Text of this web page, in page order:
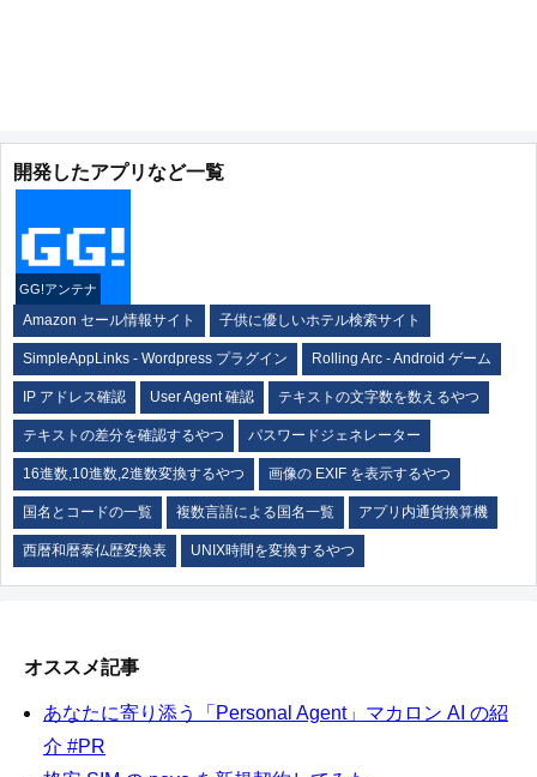
開発したアプリなど一覧
GG!アンテナ
Amazon セール情報サイト 子供に優しいホテル検索サイト
SimpleAppLinks - Wordpress プラグイン Rolling Arc - Android ゲーム
IP アドレス確認 User Agent 確認 テキストの文字数を数えるやつ
テキストの差分を確認するやつ パスワードジェネレーター
16進数,10進数,2進数変換するやつ 画像の EXIF を表示するやつ
国名とコードの一覧 複数言語による国名一覧 アプリ内通貨換算機
西暦和暦泰仏歴変換表 UNIX時間を変換するやつ
オススメ記事
あなたに寄り添う「Personal Agent」マカロン AI の紹
介 #PR